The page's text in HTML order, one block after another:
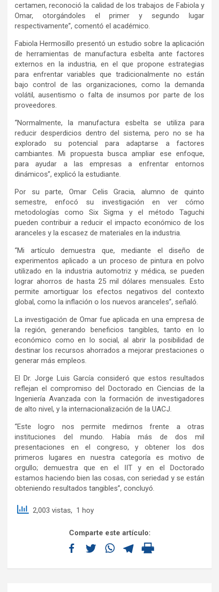
certamen, reconoció la calidad de los trabajos de Fabiola y
Omar, otorgándoles el primer y segundo lugar
respectivamente”, comentó el académico.
Fabiola Hermosillo presentó un estudio sobre la aplicación
de herramientas de manufactura esbelta ante factores
externos en la industria, en el que propone estrategias
para enfrentar variables que tradicionalmente no están
bajo control de las organizaciones, como la demanda
volátil, ausentismo o falta de insumos por parte de los
proveedores.
“Normalmente, la manufactura esbelta se utiliza para
reducir desperdicios dentro del sistema, pero no se ha
explorado su potencial para adaptarse a factores
cambiantes. Mi propuesta busca ampliar ese enfoque,
para ayudar a las empresas a enfrentar entornos
dinámicos”, explicó la estudiante.
Por su parte, Omar Celis Gracia, alumno de quinto
semestre, enfocó su investigación en ver cómo
metodologías como Six Sigma y el método Taguchi
pueden contribuir a reducir el impacto económico de los
aranceles y la escasez de materiales en la industria.
“Mi artículo demuestra que, mediante el diseño de
experimentos aplicado a un proceso de pintura en polvo
utilizado en la industria automotriz y médica, se pueden
lograr ahorros de hasta 25 mil dólares mensuales. Esto
permite amortiguar los efectos negativos del contexto
global, como la inflación o los nuevos aranceles”, señaló.
La investigación de Omar fue aplicada en una empresa de
la región, generando beneficios tangibles, tanto en lo
económico como en lo social, al abrir la posibilidad de
destinar los recursos ahorrados a mejorar prestaciones o
generar más empleos.
El Dr. Jorge Luis García consideró que estos resultados
reflejan el compromiso del Doctorado en Ciencias de la
Ingeniería Avanzada con la formación de investigadores
de alto nivel, y la internacionalización de la UACJ.
“Este logro nos permite medirnos frente a otras
instituciones del mundo. Había más de dos mil
presentaciones en el congreso, y obtener los dos
primeros lugares en nuestra categoría es motivo de
orgullo; demuestra que en el IIT y en el Doctorado
estamos haciendo bien las cosas, con seriedad y se están
obteniendo resultados tangibles”, concluyó.
2,003 vistas, 1 hoy
Comparte este artículo: